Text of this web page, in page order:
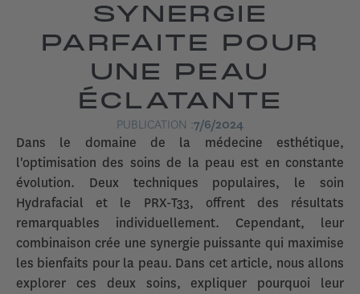
SYNERGIE
PARFAITE POUR
UNE PEAU
ÉCLATANTE
PUBLICATION :7/6/2024
Dans le domaine de la médecine esthétique,
l'optimisation des soins de la peau est en constante
évolution. Deux techniques populaires, le soin
Hydrafacial et le PRX-T33, offrent des résultats
remarquables individuellement. Cependant, leur
combinaison crée une synergie puissante qui maximise
les bienfaits pour la peau. Dans cet article, nous allons
explorer ces deux soins, expliquer pourquoi leur